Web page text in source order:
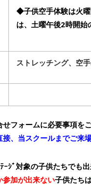
◆子供空手体験は火
は、土曜午後2時開始
ストレッチング、空
フォームに必要事項
接、当スクールまでご来場
ｰｼﾞ対象の子供たちでも
参加が出来ない子供たち